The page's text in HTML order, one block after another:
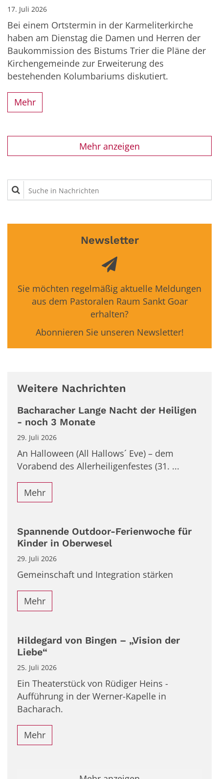
17. Juli 2026
Bei einem Ortstermin in der Karmeliterkirche
haben am Dienstag die Damen und Herren der
Baukommission des Bistums Trier die Pläne der
Kirchengemeinde zur Erweiterung des
bestehenden Kolumbariums diskutiert.
Mehr
Mehr anzeigen
Suche in Nachrichten
Newsletter
Sie möchten regelmäßig aktuelle Meldungen
aus dem Pastoralen Raum Sankt Goar
erhalten?
Abonnieren Sie unseren Newsletter!
Weitere Nachrichten
Bacharacher Lange Nacht der Heiligen
- noch 3 Monate
29. Juli 2026
An Halloween (All Hallows´ Eve) – dem
Vorabend des Allerheiligenfestes (31. ...
Mehr
Spannende Outdoor-Ferienwoche für
Kinder in Oberwesel
29. Juli 2026
Gemeinschaft und Integration stärken
Mehr
Hildegard von Bingen – „Vision der
Liebe“
25. Juli 2026
Ein Theaterstück von Rüdiger Heins -
Aufführung in der Werner-Kapelle in
Bacharach.
Mehr